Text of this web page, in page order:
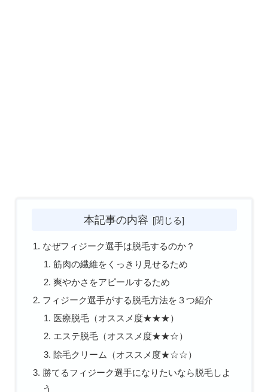
本記事の内容
なぜフィジーク選手は脱毛するのか？
筋肉の繊維をくっきり見せるため
爽やかさをアピールするため
フィジーク選手がする脱毛方法を３つ紹介
医療脱毛（オススメ度★★★）
エステ脱毛（オススメ度★★☆）
除毛クリーム（オススメ度★☆☆）
勝てるフィジーク選手になりたいなら脱毛しよ
う